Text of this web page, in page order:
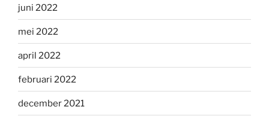
juni 2022
mei 2022
april 2022
februari 2022
december 2021